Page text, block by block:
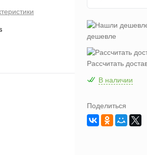
дешевле
Рассчитать
В наличии
Поделиться